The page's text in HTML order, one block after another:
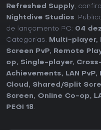
Refreshed Supply,
Nightdive Studios.
de lançamento PC: 04
Categorias:
Multi-player,
Screen PvP, Remote
op, Single-player,
Achievements, LAN PvP,
Cloud , Shared/Split
Screen, Online Co-op,
PEGI 18.